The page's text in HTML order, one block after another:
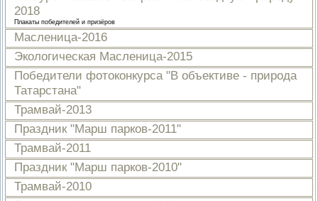
ОСУЩЕСТВЛЕНИИ
ОБЛАСТИ ОХРАНЫ И
ИСПОЛЬЗОВАНИЯ ООПТ
ФЕДЕРАЛЬНОГО ЗНАЧЕНИЯ
РИСКОВ ПРИЧИНЕНИЯ
КОНТРОЛЬНЫХ
СВЕДЕНИЙ, КОТОРЫЕ МОГУТ
ЗАПРАШИВАТЬСЯ
КОНТРОЛИРУЕМОГО ЛИЦА
2018
Плакаты победителей и призёров
Масленица-2016
Экологическая Масленица-2015
Победители фотоконкурса "В объективе - природа
Татарстана"
Трамвай-2013
Праздник "Марш парков-2011"
Трамвай-2011
Праздник "Марш парков-2010"
Трамвай-2010